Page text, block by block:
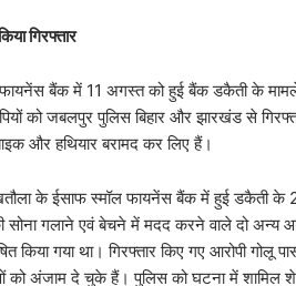
गिरफ्तार
फायनेंस बैंक में 11 अगस्त को हुई बैंक डकैती के
को जबलपुर पुलिस बिहार और झारखंड से
और हथियार बरामद कर लिए हैं।
के ईसाफ स्मॉल फायनेंस बैंक में हुई डकैती
गलाने एवं बेचने में मदद करने वाले दो अन्य
किया गया था। गिरफ्तार किए गए आरोपी गोलू
अंजाम दे चुके हैं। पुलिस को घटना में शामिल शेष